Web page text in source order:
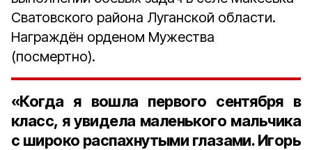
Сватовского района Луганской области.
Награждён орденом Мужества
(посмертно).
«Когда я вошла первого сентября в
класс, я увидела маленького мальчика
с широко распахнутыми глазами. Игорь